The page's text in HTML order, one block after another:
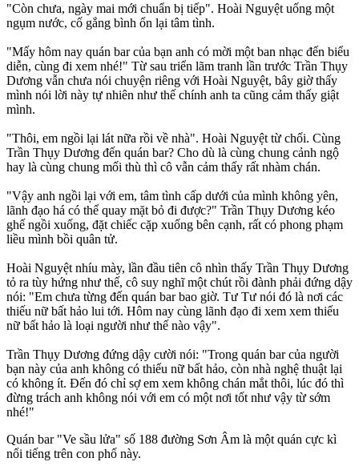
"Còn chưa, ngày mai mới chuẩn bị tiếp". Hoài Nguyệt uống một
ngụm nước, cố gắng bình ổn lại tâm tình.
"Mấy hôm nay quán bar của bạn anh có mời một ban nhạc đến biểu
diễn, cùng đi xem nhé!" Từ sau triển lãm tranh lần trước Trần Thụy
Dương vẫn chưa nói chuyện riêng với Hoài Nguyệt, bây giờ thấy
mình nói lời này tự nhiên như thế chính anh ta cũng cảm thấy giật
mình.
"Thôi, em ngồi lại lát nữa rồi về nhà". Hoài Nguyệt từ chối. Cùng
Trần Thụy Dương đến quán bar? Cho dù là cùng chung cảnh ngộ
hay là cùng chung mối thù thì cô vẫn cảm thấy rất nhàm chán.
"Vậy anh ngồi lại với em, tâm tình cấp dưới của mình không yên,
lãnh đạo há có thể quay mặt bỏ đi được?" Trần Thụy Dương kéo
ghế ngồi xuống, đặt chiếc cặp xuống bên cạnh, rất có phong phạm
liều mình bồi quân tử.
Hoài Nguyệt nhíu mày, lần đầu tiên cô nhìn thấy Trần Thụy Dương
tỏ ra tùy hứng như thế, cô suy nghĩ một chút rồi đành phải đứng dậy
nói: "Em chưa từng đến quán bar bao giờ. Tư Tư nói đó là nơi các
thiếu nữ bất hảo lui tới. Hôm nay cùng lãnh đạo đi xem xem thiếu
nữ bất hảo là loại người như thế nào vậy".
Trần Thụy Dương đứng dậy cười nói: "Trong quán bar của người
bạn này của anh không có thiếu nữ bất hảo, còn nhà nghệ thuật lại
có không ít. Đến đó chỉ sợ em xem không chán mắt thôi, lúc đó thì
đừng trách anh không nói với em có một nơi tốt như vậy từ sớm
nhé!"
Quán bar "Ve sầu lửa" số 188 đường Sơn Âm là một quán cực kì
nổi tiếng trên con phố này.